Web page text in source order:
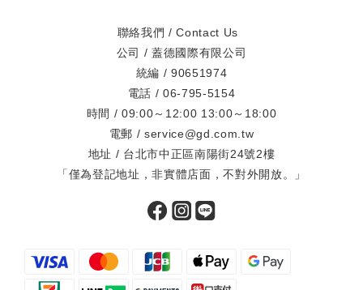
聯絡我們 / Contact Us
公司 / 蓋德國際有限公司
統編 / 90651974
電話 / 06-795-5154
時間 / 09:00～12:00 13:00～18:00
電郵 / service@gd.com.tw
地址 / 台北市中正區南陽街24號2樓
「僅為登記地址，非實體店面，不對外開放。」